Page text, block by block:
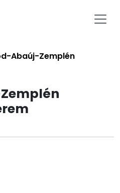
Abaúj-Zemplén